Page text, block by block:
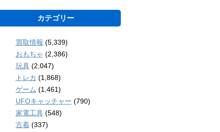
カテゴリー
買取情報 (5,339)
おもちゃ (2,386)
玩具(2,047)
トレカ (1,868)
ゲーム (1,461)
UFOキャッチャー (790)
家電工具(548)
古着(337)